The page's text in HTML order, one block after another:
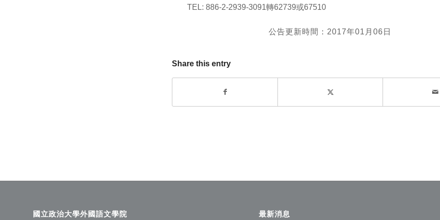
TEL: 886-2-2939-3091轉62739或67510
公告更新時間：2017年01月06日
Share this entry
國立政治大學外國語文學院 最新消息